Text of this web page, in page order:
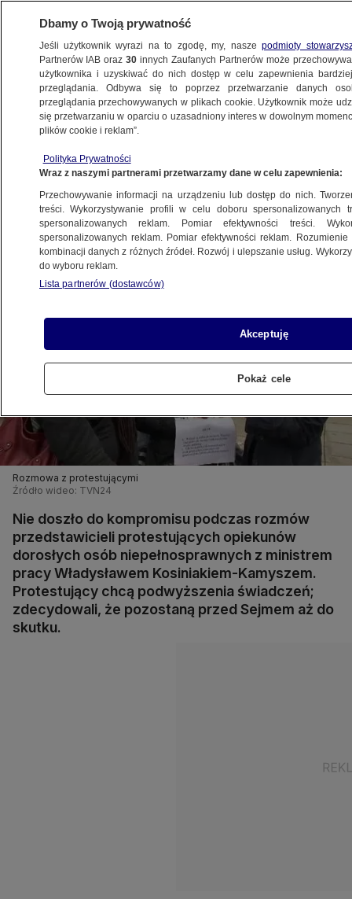
WARSZAWA
NAJNOWSZE
Rozstawili namioty przed Sejmem
27.03.2014, 21:52
Udostępnij
Rozmowa z protestującymi
Źródło wideo: TVN24
Nie doszło do kompromisu podczas rozmów
przedstawicieli protestujących opiekunów
dorosłych osób niepełnosprawnych z ministrem
pracy Władysławem Kosiniakiem-Kamyszem.
Protestujący chcą podwyższenia świadczeń;
zdecydowali, że pozostaną przed Sejmem aż do
skutku.
Dbamy o Twoją prywatność
Jeśli użytkownik wyrazi na to zgodę, my, naszepodmioty
Partnerów IAB oraz30 innych Zaufanych Partnerów może
użytkownika i uzyskiwać do nich dostęp w celu zapewnienia
przeglądania. Odbywa się to poprzez przetwarzanie danych
przeglądania przechowywanych w plikach cookie. Użytkownik może
się przetwarzaniu w oparciu o uzasadniony interes w dowolnym
plików cookie i reklam”.
Polityka Prywatności
Wraz z naszymi partnerami przetwarzamy dane w celu zapewnienia:
Przechowywanie informacji na urządzeniu lub dostęp do nich.
treści. Wykorzystywanie profili w celu doboru spersonalizowanych
spersonalizowanych reklam. Pomiar efektywności treści.
spersonalizowanych reklam. Pomiar efektywności reklam.
kombinacji danych z różnych źródeł. Rozwój i ulepszanie usług.
do wyboru reklam.
Lista partnerów (dostawców)
Akceptuję
Pokaż cele